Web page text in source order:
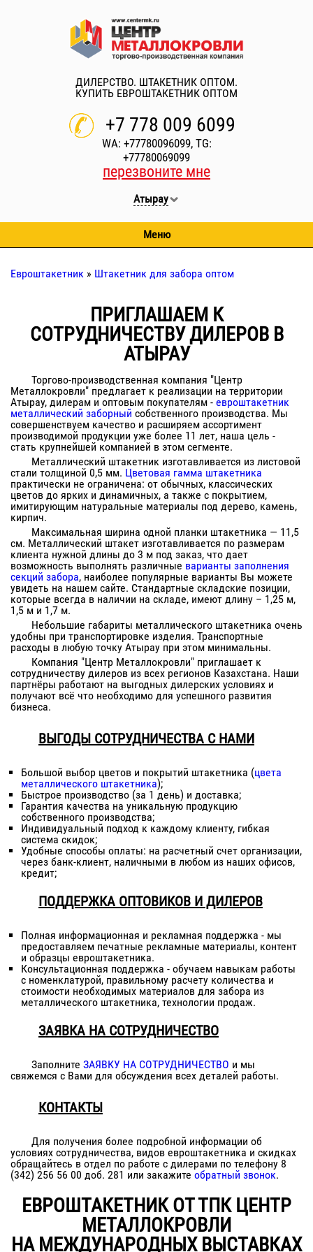
ДИЛЕРСТВО. ШТАКЕТНИК ОПТОМ.
КУПИТЬ ЕВРОШТАКЕТНИК ОПТОМ
+7 778 009 6099
WA: +77780096099, TG:
+77780069099
перезвоните мне
Атырау
Меню
Евроштакетник » Штакетник для забора оптом
ПРИГЛАШАЕМ К
СОТРУДНИЧЕСТВУ ДИЛЕРОВ В
АТЫРАУ
Торгово-производственная компания "Центр
Металлокровли" предлагает к реализации на территории
Атырау, дилерам и оптовым покупателям - евроштакетник
металлический заборный собственного производства. Мы
совершенствуем качество и расширяем ассортимент
производимой продукции уже более 11 лет, наша цель -
стать крупнейшей компанией в этом сегменте.
Металлический штакетник изготавливается из листовой
стали толщиной 0,5 мм. Цветовая гамма штакетника
практически не ограничена: от обычных, классических
цветов до ярких и динамичных, а также с покрытием,
имитирующим натуральные материалы под дерево, камень,
кирпич.
Максимальная ширина одной планки штакетника — 11,5
см. Металлический штакет изготавливается по размерам
клиента нужной длины до 3 м под заказ, что дает
возможность выполнять различные варианты заполнения
секций забора, наиболее популярные варианты Вы можете
увидеть на нашем сайте. Стандартные складские позиции,
которые всегда в наличии на складе, имеют длину – 1,25 м,
1,5 м и 1,7 м.
Небольшие габариты металлического штакетника очень
удобны при транспортировке изделия. Транспортные
расходы в любую точку Атырау при этом минимальны.
Компания "Центр Металлокровли" приглашает к
сотрудничеству дилеров из всех регионов Казахстана. Наши
партнёры работают на выгодных дилерских условиях и
получают всё что необходимо для успешного развития
бизнеса.
ВЫГОДЫ СОТРУДНИЧЕСТВА С НАМИ
Большой выбор цветов и покрытий штакетника (цвета
металлического штакетника);
Быстрое производство (за 1 день) и доставка;
Гарантия качества на уникальную продукцию
собственного производства;
Индивидуальный подход к каждому клиенту, гибкая
система скидок;
Удобные способы оплаты: на расчетный счет организации,
через банк-клиент, наличными в любом из наших офисов,
кредит;
ПОДДЕРЖКА ОПТОВИКОВ И ДИЛЕРОВ
Полная информационная и рекламная поддержка - мы
предоставляем печатные рекламные материалы, контент
и образцы евроштакетника.
Консультационная поддержка - обучаем навыкам работы
с номенклатурой, правильному расчету количества и
стоимости необходимых материалов для забора из
металлического штакетника, технологии продаж.
ЗАЯВКА НА СОТРУДНИЧЕСТВО
Заполните ЗАЯВКУ НА СОТРУДНИЧЕСТВО и мы
свяжемся с Вами для обсуждения всех деталей работы.
КОНТАКТЫ
Для получения более подробной информации об
условиях сотрудничества, видов евроштакетника и скидках
обращайтесь в отдел по работе с дилерами по телефону 8
(342) 256 56 00 доб. 281 или закажите обратный звонок.
ЕВРОШТАКЕТНИК ОТ ТПК ЦЕНТР
МЕТАЛЛОКРОВЛИ
НА МЕЖДУНАРОДНЫХ ВЫСТАВКАХ